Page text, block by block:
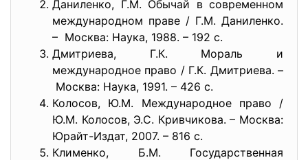
Даниленко, Г.М. Обычай в современном
международном праве / Г.М. Даниленко.
– Москва: Наука, 1988. – 192 с.
Дмитриева, Г.К. Мораль и
международное право / Г.К. Дмитриева. –
Москва: Наука, 1991. – 426 с.
Колосов, Ю.М. Международное право /
Ю.М. Колосов, Э.С. Кривчикова. – Москва:
Юрайт-Издат, 2007. – 816 с.
Клименко, Б.М. Государственная